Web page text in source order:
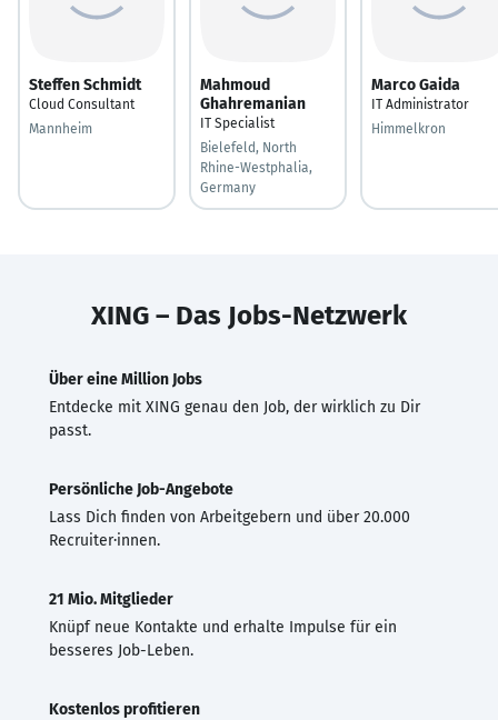
Steffen Schmidt
Cloud Consultant
Mannheim
Mahmoud
Ghahremanian
IT Specialist
Bielefeld, North
Rhine-Westphalia,
Germany
Marco Gaida
IT Administrator
Himmelkron
XING – Das Jobs-Netzwerk
Über eine Million Jobs
Entdecke mit XING genau den Job, der wirklich zu Dir
passt.
Persönliche Job-Angebote
Lass Dich finden von Arbeitgebern und über 20.000
Recruiter·innen.
21 Mio. Mitglieder
Knüpf neue Kontakte und erhalte Impulse für ein
besseres Job-Leben.
Kostenlos profitieren